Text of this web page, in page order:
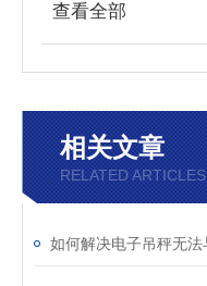
查看全部
相关文章
RELATED ARTICLES